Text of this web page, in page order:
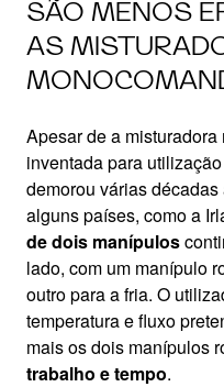
SÃO MENOS
AS
Apesar de a
inventada para
demorou várias
alguns países, como a
de dois manípulos
lado, com um manípulo
outro para a fria. O
temperatura e fluxo
mais os dois manípulos
trabalho e tempo.